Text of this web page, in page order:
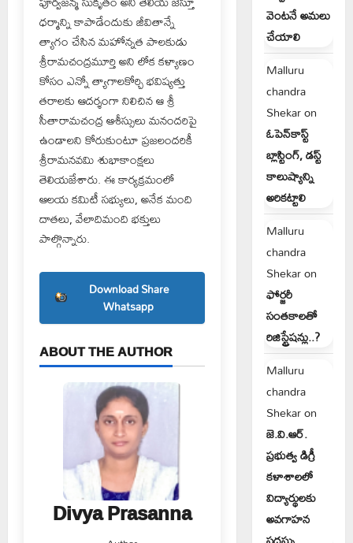
ధర్మాన్ని కాపాడేందుకు జీవితాన్నే
త్యాగం చేసిన మహోన్నత పాలకుడు
శ్రీరామచంద్రమూర్తి అని లోక కళ్యాణం
కోసం ఎన్నో త్యాగాలకోర్చి భవిష్యత్తు
తరాలకు ఆదర్శంగా నిలిచిన ఆ శ్రీ
సీతారామచంద్ర ఆశీస్సులు మనందరిపై
ఉండాలని కోరుకుంటూ ప్రజలందరికీ
శ్రీరామనవమి శుభాకాంక్షలు
తెలియజేశారు. ఈ కార్యక్రమంలో
ఆలయ కమిటీ సభ్యులు, అనేక మంది
దాతలు, వేలాదిమంది భక్తులు
పాల్గొన్నారు.
Download Share
Whatsapp
ABOUT THE AUTHOR
Divya Prasanna
వెంటనే అమలు
చేయాలి
Malluru
chandra
Shekaron
ఓపెన్‌కాస్ట్
బ్లాస్టింగ్, డస్ట్
కాలుష్యాన్ని
అరికట్టాలి
Malluru
chandra
Shekaron
ఫోర్జరీ
సంతకాలతో
రిజిస్ట్రేషన్లు..?
Malluru
chandra
Shekaron
జె.వి.ఆర్.
ప్రభుత్వ డిగ్రీ
కళాశాలలో
విద్యార్థులకు
అవగాహన